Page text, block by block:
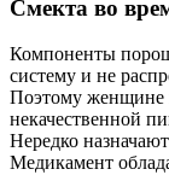
Смекта во
Компоненты
систему и не
Поэтому женщине
некачественной
Нередко
Медикамент